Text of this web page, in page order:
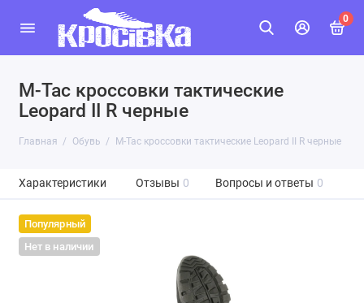
0
M-Tac кроссовки тактические
Leopard II R черные
Главная Обувь M-Tac кроссовки тактические Leopard II R черные
Характеристики Отзывы 0 Вопросы и ответы 0
Популярный
Нет в наличии